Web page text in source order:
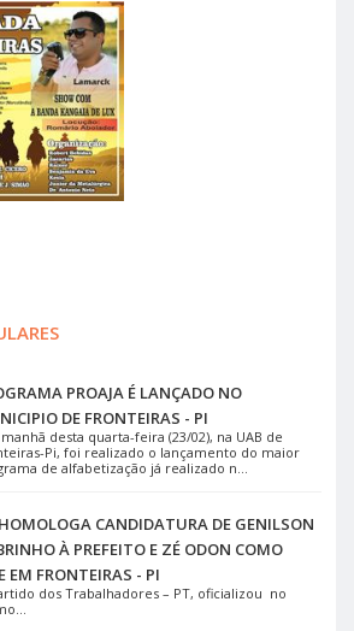
PROAJA É LANÇADO NO
DE FRONTEIRAS - PI
manhã desta quarta-feira (23/02), na UAB de
Pi, foi realizado o lançamento do maior
de alfabetização já realizado n...
CANDIDATURA DE GENILSON
À PREFEITO E ZÉ ODON COMO
EM FRONTEIRAS - PI
dos Trabalhadores – PT, oficializou no